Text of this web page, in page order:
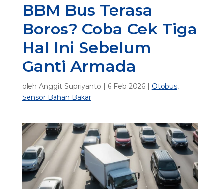
BBM Bus Terasa
Boros? Coba Cek Tiga
Hal Ini Sebelum
Ganti Armada
oleh Anggit Supriyanto | 6 Feb 2026| Otobus,
Sensor Bahan Bakar